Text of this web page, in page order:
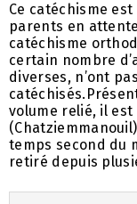
Ce catéchisme
parents en
catéchisme
certain nombre
diverses, n’ont
volume relié, il
temps second du
retiré depuis